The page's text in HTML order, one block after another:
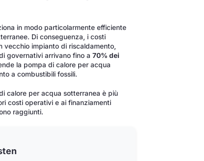
in modo particolarmente efficiente
Di conseguenza, i costi
vecchio impianto di riscaldamento,
governativi arrivano fino a70% dei
la pompa di calore per acqua
a combustibili fossili.
calore per acqua sotterranea è più
costi operativi e ai finanziamenti
raggiunti.